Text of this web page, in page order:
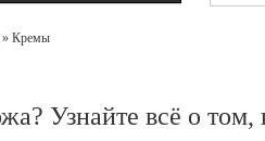
» Кремы
Узнайте всё о том,